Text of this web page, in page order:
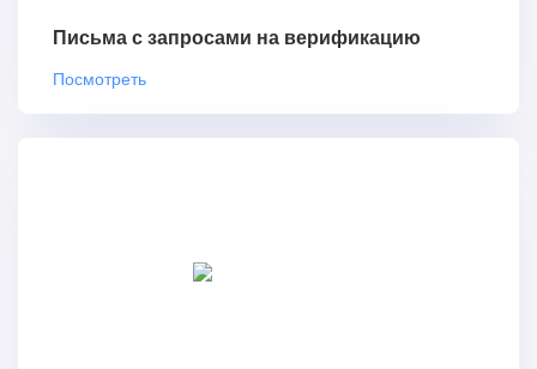
Письма с запросами на верификацию
Посмотреть